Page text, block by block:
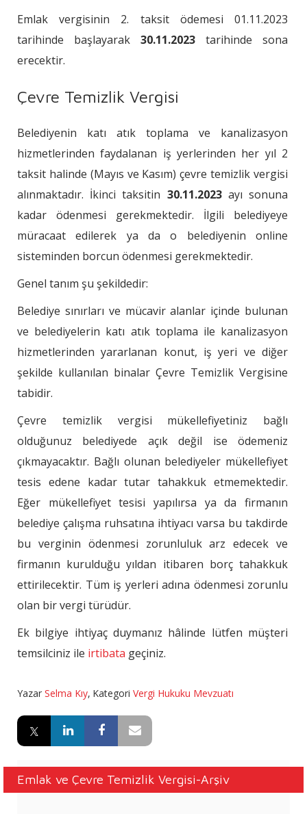
Emlak vergisinin 2. taksit ödemesi 01.11.2023
tarihinde başlayarak 30.11.2023 tarihinde sona
erecektir.
Çevre Temizlik Vergisi
Belediyenin katı atık toplama ve kanalizasyon
hizmetlerinden faydalanan iş yerlerinden her yıl 2
taksit halinde (Mayıs ve Kasım) çevre temizlik vergisi
alınmaktadır. İkinci taksitin 30.11.2023ayı sonuna
kadar ödenmesi gerekmektedir. İlgili belediyeye
müracaat edilerek ya da o belediyenin online
sisteminden borcun ödenmesi gerekmektedir.
Genel tanım şu şekildedir:
Belediye sınırları ve mücavir alanlar içinde bulunan
ve belediyelerin katı atık toplama ile kanalizasyon
hizmetlerinden yararlanan konut, iş yeri ve diğer
şekilde kullanılan binalar Çevre Temizlik Vergisine
tabidir.
Çevre temizlik vergisi mükellefiyetiniz bağlı
olduğunuz belediyede açık değil ise ödemeniz
çıkmayacaktır. Bağlı olunan belediyeler mükellefiyet
tesis edene kadar tutar tahakkuk etmemektedir.
Eğer mükellefiyet tesisi yapılırsa ya da firmanın
belediye çalışma ruhsatına ihtiyacı varsa bu takdirde
bu verginin ödenmesi zorunluluk arz edecek ve
firmanın kurulduğu yıldan itibaren borç tahakkuk
ettirilecektir. Tüm iş yerleri adına ödenmesi zorunlu
olan bir vergi türüdür.
Ek bilgiye ihtiyaç duymanız hâlinde lütfen müşteri
temsilciniz ile irtibata geçiniz.
Yazar Selma Kıy, Kategori Vergi Hukuku Mevzuatı
Emlak ve Çevre Temizlik Vergisi-Arşiv